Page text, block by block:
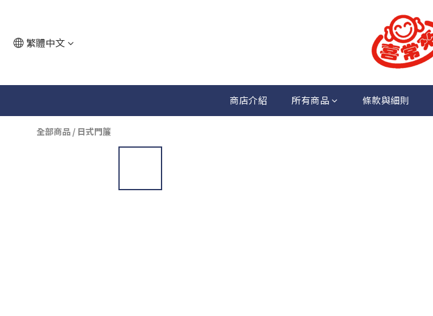
繁體中文
商店介紹 所有商品 條款與細則
全部商品 / 日式門簾